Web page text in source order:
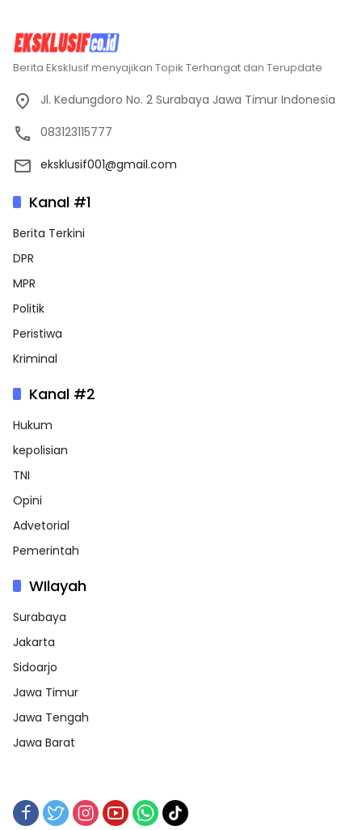
Berita Eksklusif menyajikan Topik Terhangat dan Terupdate
Jl. Kedungdoro No. 2 Surabaya Jawa Timur Indonesia
083123115777
eksklusif001@gmail.com
Kanal #1
Berita Terkini
DPR
MPR
Politik
Peristiwa
Kriminal
Kanal #2
Hukum
kepolisian
TNI
Opini
Advetorial
Pemerintah
WIlayah
Surabaya
Jakarta
Sidoarjo
Jawa Timur
Jawa Tengah
Jawa Barat